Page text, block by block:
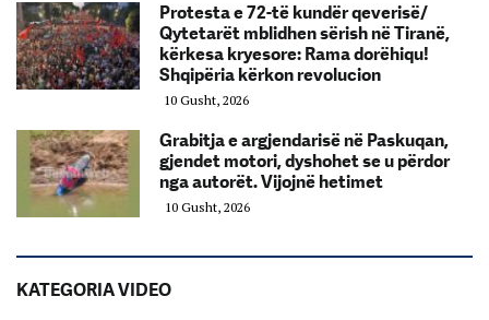
Protesta e 72-të kundër qeverisë/
Qytetarët mblidhen sërish në Tiranë,
kërkesa kryesore: Rama dorëhiqu!
Shqipëria kërkon revolucion
10 Gusht, 2026
Grabitja e argjendarisë në Paskuqan,
gjendet motori, dyshohet se u përdor
nga autorët. Vijojnë hetimet
10 Gusht, 2026
KATEGORIA VIDEO